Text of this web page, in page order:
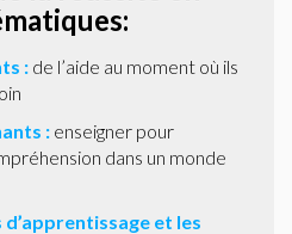
: de l’aide au moment où ils
: enseigner pour
dans un monde
et les